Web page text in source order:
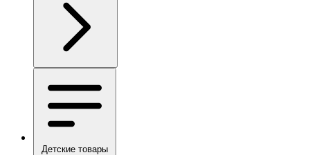
Детские товары